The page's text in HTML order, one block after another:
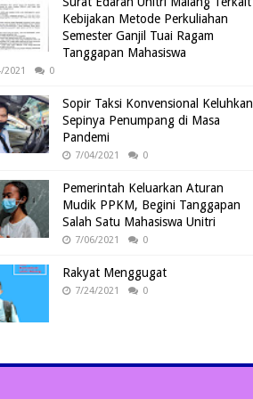
Kebijakan Metode Perkuliahan
Semester Ganjil Tuai Ragam
Tanggapan Mahasiswa
2021 0
Sopir Taksi Konvensional Keluhkan
Sepinya Penumpang di Masa
Pandemi
7/04/2021 0
Pemerintah Keluarkan Aturan
Mudik PPKM, Begini Tanggapan
Salah Satu Mahasiswa Unitri
7/06/2021 0
Rakyat Menggugat
7/24/2021 0